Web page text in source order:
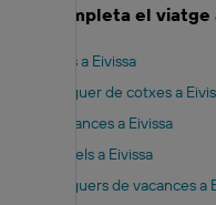
Completa el viatge
Vols a Eivissa
Lloguer de cotxes a
Vacances a Eivissa
Hotels a Eivissa
Lloguers de vacances a